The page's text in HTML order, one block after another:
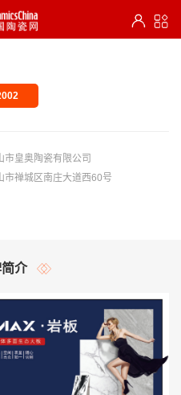
市皇奥陶瓷有限公司
市禅城区南庄大道西60号
介